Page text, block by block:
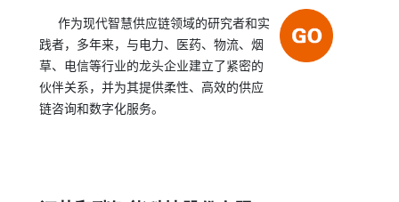
作为现代智慧供应链领域的研究者和实
践者，多年来，与电力、医药、物流、烟
草、电信等行业的龙头企业建立了紧密的
伙伴关系，并为其提供柔性、高效的供应
链咨询和数字化服务。